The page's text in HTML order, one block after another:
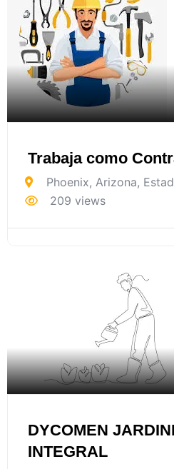
Trabaja como
Phoenix, Arizona,
209 views
DYCOMEN
INTEGRAL